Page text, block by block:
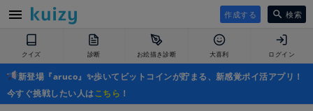
作成する 検索
クイズ 診断 お絵描き診断 大喜利 ログイン
新登場『aruco』✨歩いてビットコインが貯まる、新感覚ポイ活アプリ！
今すぐ挑戦したい人はこちら ！